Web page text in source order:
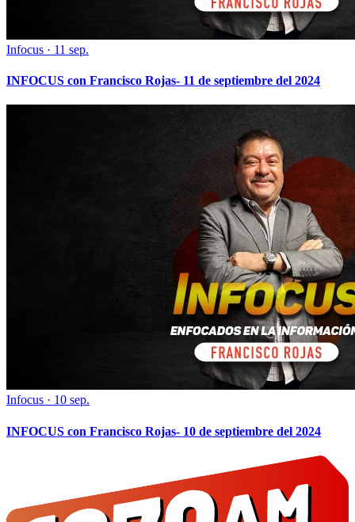
Infocus · 11 sep.
INFOCUS con Francisco Rojas- 11 de septiembre del 2024
Infocus · 10 sep.
INFOCUS con Francisco Rojas- 10 de septiembre del 2024